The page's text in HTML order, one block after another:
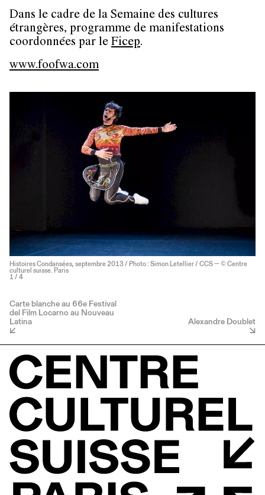
Dans le cadre de la Semaine des cultures
étrangères, programme de manifestations
coordonnées par le Ficep.
www.foofwa.com
Histoires Condansées, septembre 2013 / Photo : Simon Letellier / CCS — © Centre
culturel suisse. Paris
1 / 4
Carte blanche au 66e Festival
del Film Locarno au Nouveau
Latina Alexandre Doublet